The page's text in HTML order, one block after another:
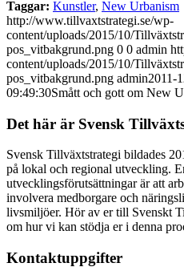
Taggar: Kunstler, New Urbanism
http://www.tillvaxtstrategi.se/wp-
content/uploads/2015/10/
pos_vitbakgrund.png 0 0 admin
content/uploads/2015/10/
pos_vitbakgrund.png admin2011-
09:49:30Smått och gott om New
Det här är Svensk
Svensk Tillväxtstrategi bildades
på lokal och regional utveckling.
utvecklingsförutsättningar är att
involvera medborgare och
livsmiljöer. Hör av er till Svenskt
om hur vi kan stödja er i denna
Kontaktuppgifter